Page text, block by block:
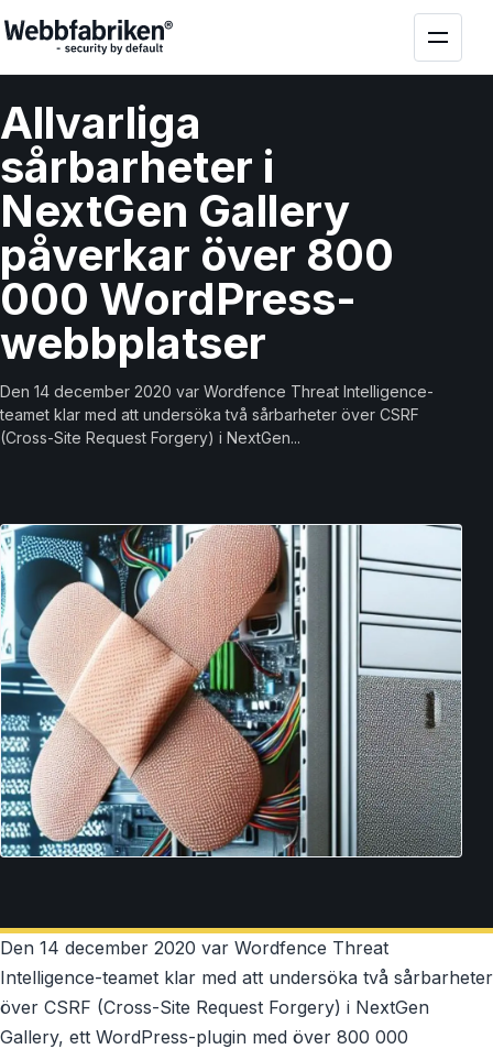
Allvarliga
sårbarheter i
NextGen Gallery
påverkar över 800
000 WordPress-
webbplatser
Den 14 december 2020 var Wordfence Threat Intelligence-
teamet klar med att undersöka två sårbarheter över CSRF
(Cross-Site Request Forgery) i NextGen...
Den 14 december 2020 var Wordfence Threat
Intelligence-teamet klar med att undersöka två sårbarheter
över CSRF (Cross-Site Request Forgery) i NextGen
Gallery, ett WordPress-plugin med över 800 000